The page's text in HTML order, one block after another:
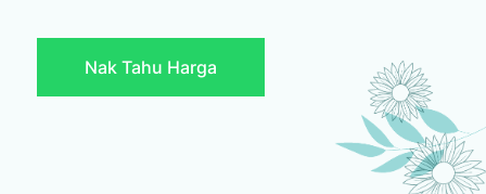
Nak Tahu Harga